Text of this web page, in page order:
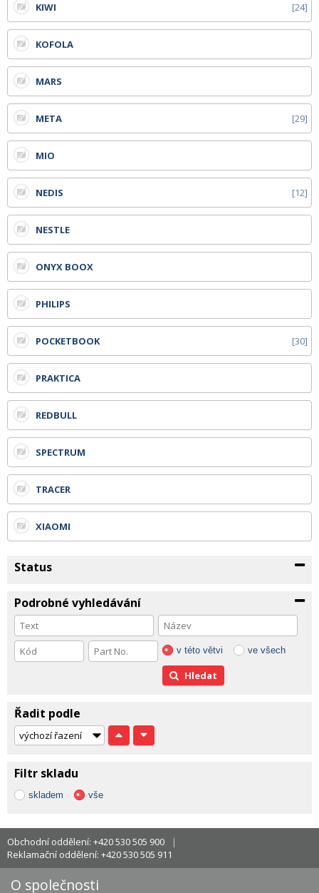
KIWI 24
KOFOLA
MARS
META 29
MIO
NEDIS 12
NESTLE
ONYX BOOX
PHILIPS
POCKETBOOK 30
PRAKTICA
REDBULL
SPECTRUM
TRACER
XIAOMI
Status
Podrobné vyhledávání
v této větvi ve všech
Hledat
Řadit podle
Filtr skladu
skladem vše
Obchodní oddělení: +420 530 505 900
Reklamační oddělení: +420 530 505 911
O společnosti